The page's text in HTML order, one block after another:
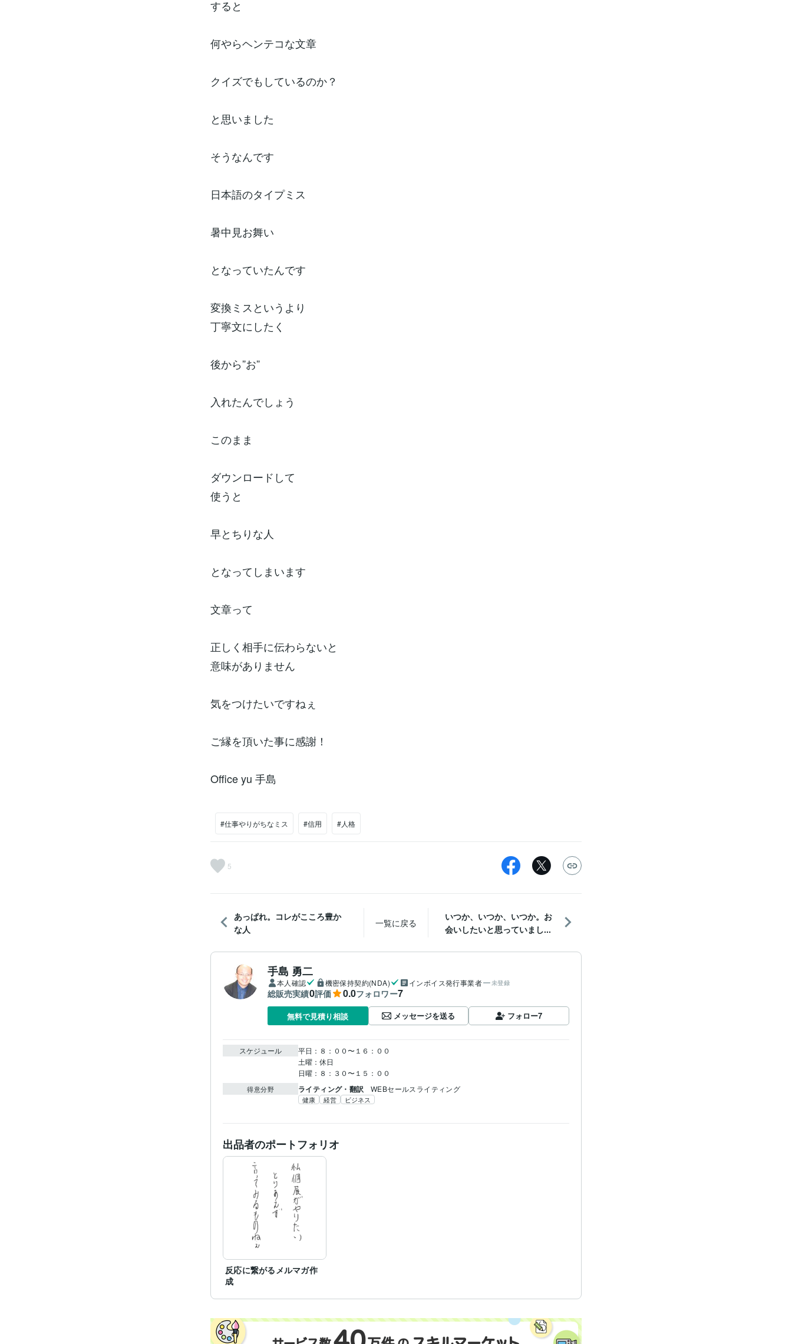
すると
何やらヘンテコな文章
クイズでもしているのか？
と思いました
そうなんです
日本語のタイプミス
暑中見お舞い
となっていたんです
変換ミスというより
丁寧文にしたく
後から”お”
入れたんでしょう
このまま
ダウンロードして
使うと
早とちりな人
となってしまいます
文章って
正しく相手に伝わらないと
意味がありません
気をつけたいですねぇ
ご縁を頂いた事に感謝！
Office yu 手島
#仕事やりがちなミス #信用 #人格
5
あっぱれ。コレがこころ豊か
な人
一覧に戻る
いつか、いつか、いつか。お
会いしたいと思っていまし...
手島 勇二
本人確認 機密保持契約(NDA) インボイス発行事業者 未登録
総販売実績0評価 0.0フォロワー7
無料で見積り相談 メッセージを送る フォロー7
スケジュール
平日：８：００〜１６：００
土曜：休日
日曜：８：３０〜１５：００
得意分野 ライティング・翻訳 WEBセールスライティング
健康 経営 ビジネス
出品者のポートフォリオ
反応に繋がるメルマガ作
成